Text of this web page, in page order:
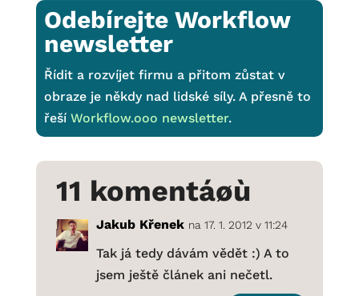
Odebírejte Workflow
newsletter
Řídit a rozvíjet firmu a přitom zůstat v
obraze je někdy nad lidské síly. A přesně to
řeší Workflow.ooo newsletter.
11 komentáøù
Jakub Křenek na 17. 1. 2012 v 11:24
Tak já tedy dávám vědět :) A to
jsem ještě článek ani nečetl.